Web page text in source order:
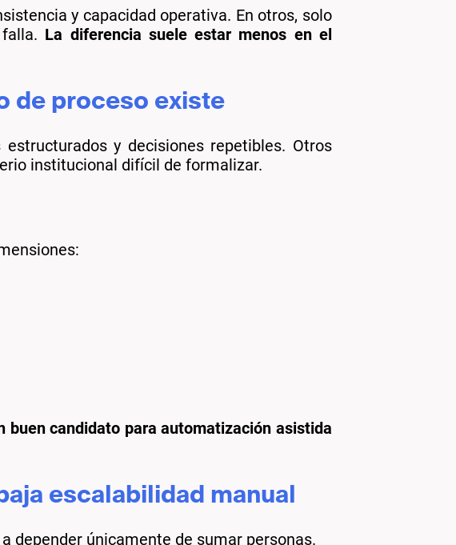
y capacidad operativa. En otros, solo
La diferencia suele estar menos en el
de proceso existe
y decisiones repetibles. Otros
institucional difícil de formalizar.
candidato para automatización asistida
escalabilidad manual
depender únicamente de sumar personas.